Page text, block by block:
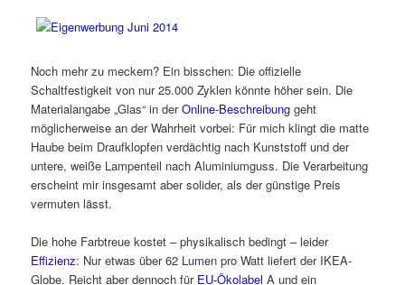
Noch mehr zu meckern? Ein bisschen: Die offizielle
Schaltfestigkeit von nur 25.000 Zyklen könnte höher sein. Die
Materialangabe „Glas“ in derOnline-Beschreibung geht
möglicherweise an der Wahrheit vorbei: Für mich klingt die matte
Haube beim Draufklopfen verdächtig nach Kunststoff und der
untere, weiße Lampenteil nach Aluminiumguss. Die Verarbeitung
erscheint mir insgesamt aber solider, als der günstige Preis
vermuten lässt.
Die hohe Farbtreue kostet – physikalisch bedingt – leider
Effizienz: Nur etwas über 62 Lumen pro Watt liefert der IKEA-
Globe. Reicht aber dennoch für EU-Ökolabel A und ein